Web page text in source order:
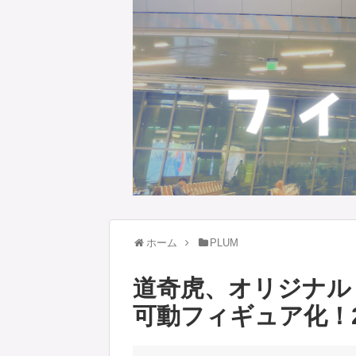
ホーム PLUM
道奇虎、オリジナ
可動フィギュア化